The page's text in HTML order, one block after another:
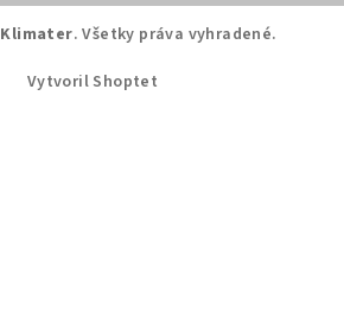
Klimater. Všetky práva vyhradené.
Vytvoril Shoptet